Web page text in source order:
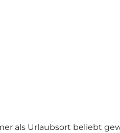
als Urlaubsort beliebt